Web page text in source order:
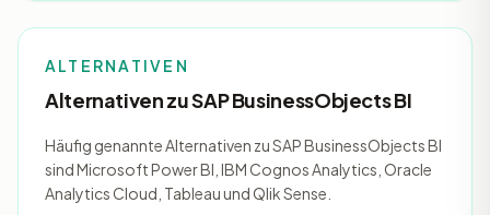
ALTERNATIVEN
Alternativen zu SAP BusinessObjects BI
Häufig genannte Alternativen zu SAP BusinessObjects BI
sind Microsoft Power BI, IBM Cognos Analytics, Oracle
Analytics Cloud, Tableau und Qlik Sense.